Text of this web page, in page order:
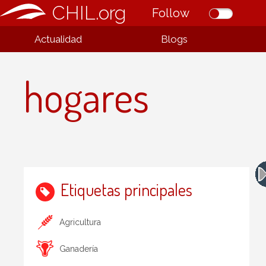
CHIL.org Follow
Actualidad Blogs
hogares
Etiquetas principales
Agricultura
Ganadería